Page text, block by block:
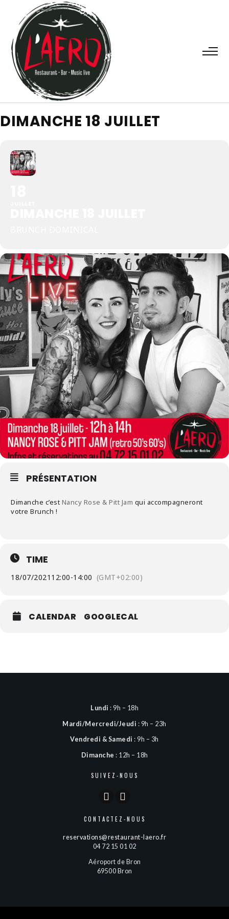
DIMANCHE 18 JUILLET
PRÉSENTATION
Dimanche c’est Nancy Rose & Pitt Jam qui accompagneront
votre Brunch !
TIME
18/07/2021 12:00-14:00 (GMT+02:00)
CALENDAR GOOGLECAL
Lundi : 9h – 18h
Mardi/Mercredi/Jeudi : 9h – 23h
Vendredi & Samedi : 9h – 3h
Dimanche : 12h – 18h
SUIVEZ-NOUS
CONTACTEZ-NOUS
reservations@restaurant-laero.fr
04 72 15 01 02
Aéroport de Bron
69500 Bron